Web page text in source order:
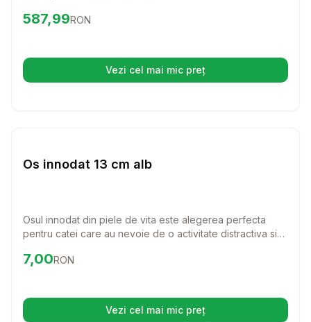
in carne proaspata de pui si ingrediente nutritive, va
Preț: 587.99 RON
587,99RON
Vezi cel mai mic preț(se deschide într-o filă nouă)
Os innodat 13 cm alb
Osul innodat din piele de vita este alegerea perfecta
pentru catei care au nevoie de o activitate distractiva si
si curata dantura cainelui tau, oferindu-i in acelasi timp o
Preț:7.00
7,00RON
Vezi cel mai mic preț(se deschide într-o filă nouă)